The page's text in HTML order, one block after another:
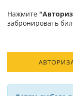
Нажмите
забронировать